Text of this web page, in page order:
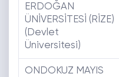
ERDOĞAN
ÜNİVERSİTESİ (RİZE)
(Devlet
Üniversitesi)
ONDOKUZ MAYIS